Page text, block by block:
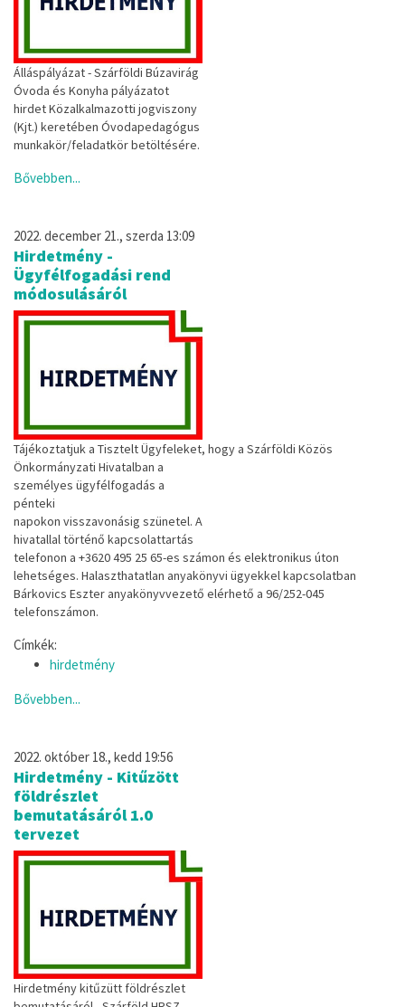
Álláspályázat - Szárföldi Búzavirág
Óvoda és Konyha pályázatot
hirdet Közalkalmazotti jogviszony
(Kjt.) keretében Óvodapedagógus
munkakör/feladatkör betöltésére.
Bővebben...
2022. december 21., szerda 13:09
Hirdetmény -
Ügyfélfogadási rend
módosulásáról
Tájékoztatjuk a TiszteltÜgyfeleket, hogy a Szárföldi Közös
Önkormányzati Hivatalban a
személyes ügyfélfogadás a
pénteki
napokon visszavonásig szünetel. A
hivatallal történő kapcsolattartás
telefonon a +3620495 25 65-es számon és elektronikus úton
lehetséges. Halaszthatatlan anyakönyvi ügyekkelkapcsolatban
Bárkovics Eszter anyakönyvvezető elérhető a 96/252-045
telefonszámon.
Címkék:
hirdetmény
Bővebben...
2022. október 18., kedd 19:56
Hirdetmény - Kitűzött
földrészlet
bemutatásáról 1.0
tervezet
Hirdetmény kitűzütt földrészlet